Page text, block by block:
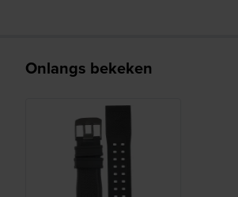
Onlangs bekeken